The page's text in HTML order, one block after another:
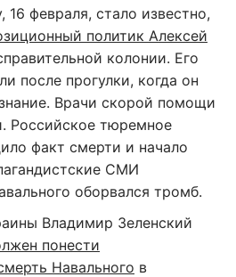
февраля, стало известно,
политик Алексей
колонии. Его
после прогулки, когда он
Врачи скорой помощи
Российское тюремное
факт смерти и начало
СМИ
оборвался тромб.
Владимир Зеленский
понести
Навального в